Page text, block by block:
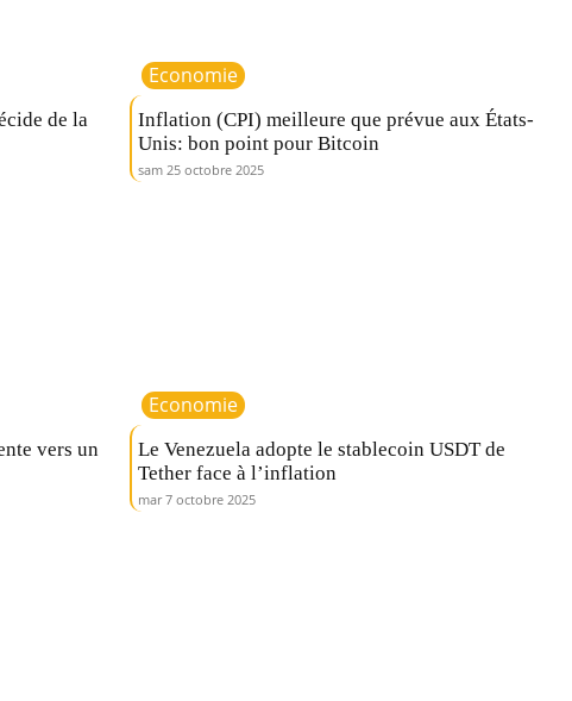
de la
Economie
Inflation (CPI) meilleure que prévue aux États-
Unis: bon point pour Bitcoin
sam 25 octobre 2025
vers un
Economie
Le Venezuela adopte le stablecoin USDT de
Tether face à l’inflation
mar 7 octobre 2025